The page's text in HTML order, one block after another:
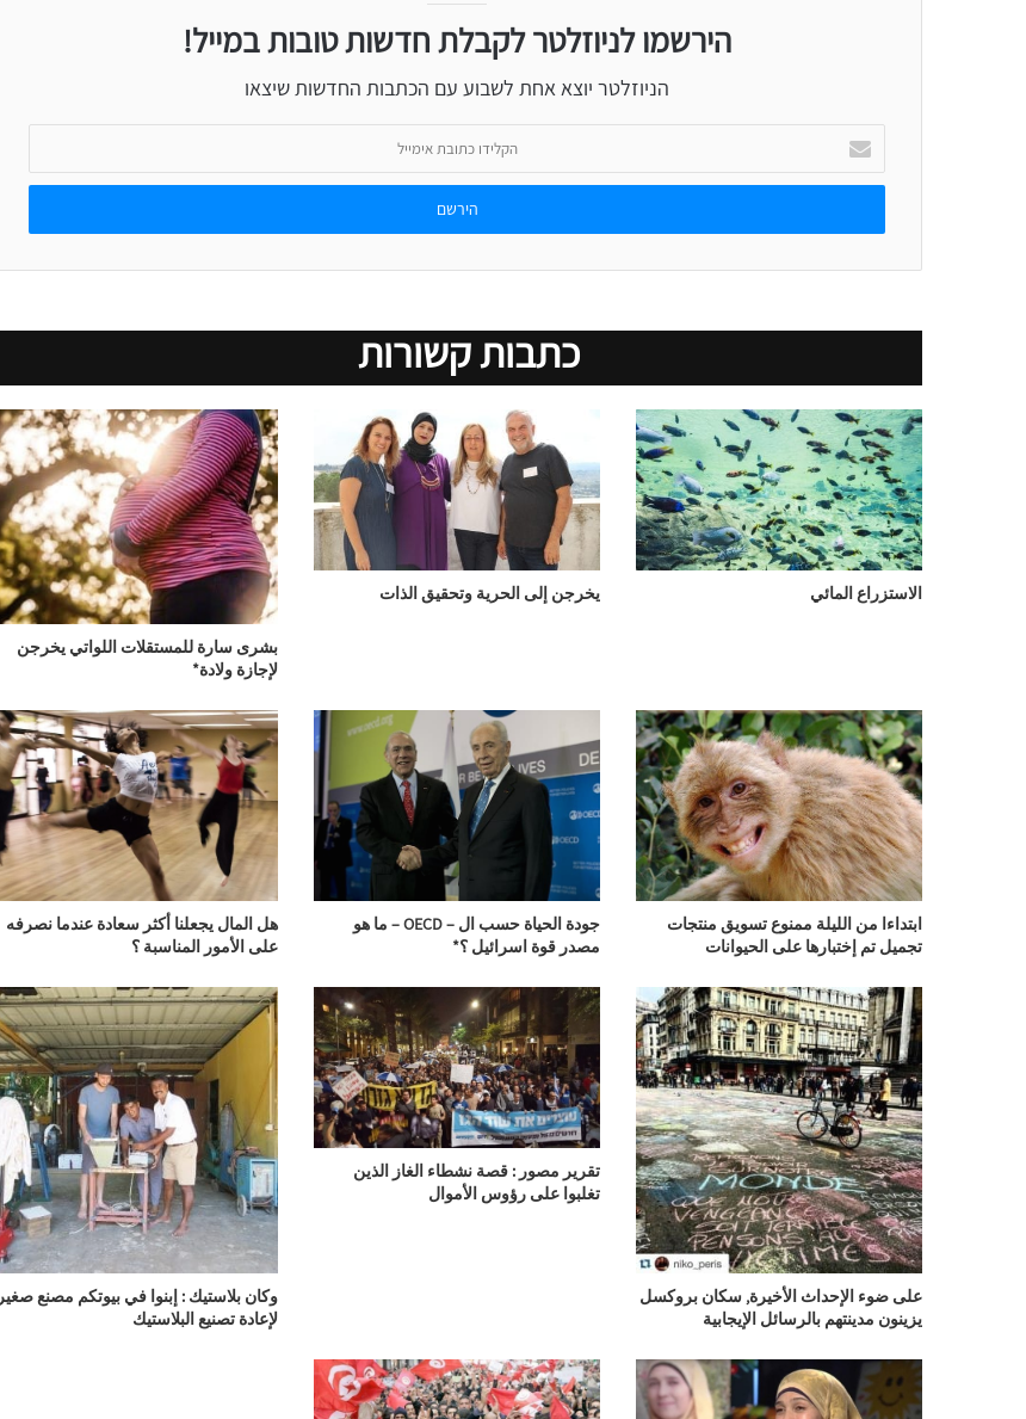
הירשמו לניוזלטר לקבלת חדשות טובות במייל!
הניוזלטר יוצא אחת לשבוע עם הכתבות החדשות שיצאו
הקלידו
כתובת
אימייל
כתבות קשורות
الاستزراع المائي يخرجن إلى الحرية وتحقيق الذات
بشرى سارة للمستقلات اللواتي يخرجن
لإجازة ولادة*
ابتداءا من الليلة ممنوع تسويق منتجات
تجميل تم إختبارها على الحيوانات
جودة الحياة حسب ال – OECD – ما هو
مصدر قوة اسرائيل ؟*
هل المال يجعلنا أكثر سعادة عندما نصرفه
على الأمور المناسبة ؟
على ضوء الإحداث الأخيرة, سكان بروكسل
يزينون مدينتهم بالرسائل الإيجابية
تقرير مصور : قصة نشطاء الغاز الذين
تغلبوا على رؤوس الأموال
وكان بلاستيك : إبنوا في بيوتكم مصنع صغير
لإعادة تصنيع البلاستيك